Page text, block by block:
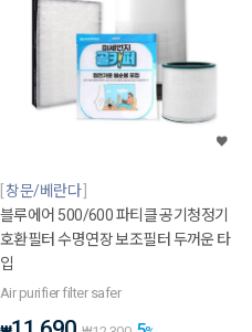
창문/베란다
블루에어 500/600 파티클 공기청정기
호환필터 수명연장 보조필터 두꺼운 타
입
Air purifier filter safer